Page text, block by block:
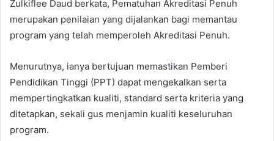
Zulkiflee Daud berkata, Pematuhan Akreditasi Penuh
merupakan penilaian yang dijalankan bagi memantau
program yang telah memperoleh Akreditasi Penuh.
Menurutnya, ianya bertujuan memastikan Pemberi
Pendidikan Tinggi (PPT) dapat mengekalkan serta
mempertingkatkan kualiti, standard serta kriteria yang
ditetapkan, sekali gus menjamin kualiti keseluruhan
program.